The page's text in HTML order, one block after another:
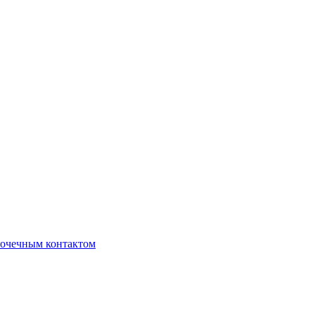
контактом